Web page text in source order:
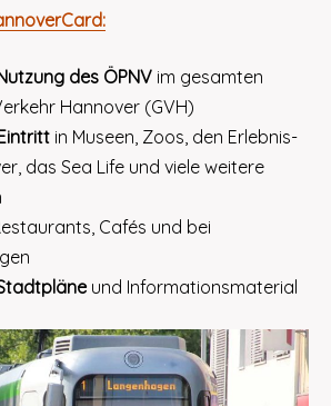
des ÖPNV im gesamten
Hannover (GVH)
in Museen, Zoos, den Erlebnis-
das Sea Life und viele weitere
Cafés und bei
und Informationsmaterial